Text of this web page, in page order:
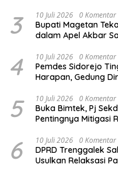
3 10 Juli 2026 0 Komentar
Bupati Magetan
dalam Apel Akbar
4 10 Juli 2026 0 Komentar
Pemdes Sidorejo
Harapan, Gedung
5 10 Juli 2026 0 Komentar
Buka Bimtek, Pj
Pentingnya Mitigasi
6 10 Juli 2026 0 Komentar
DPRD Trenggalek
Usulkan Relaksasi